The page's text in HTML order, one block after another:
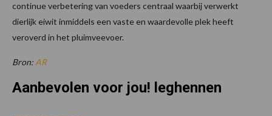
continue verbetering van voeders centraal waarbij verwerkt
dierlijk eiwit inmiddels een vaste en waardevolle plek heeft
veroverd in het pluimveevoer.
Bron: AR
Aanbevolen voor jou! leghennen